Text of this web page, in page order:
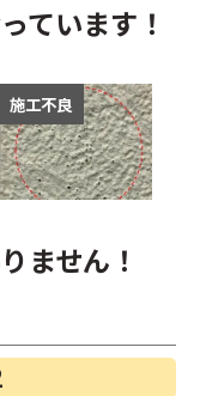
ています！
施工不良
ません！